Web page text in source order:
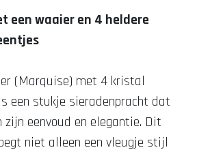
een waaier en 4 heldere
(Marquise) met 4 kristal
een stukje sieradenpracht dat
eenvoud en elegantie. Dit
niet alleen een vleugje stijl